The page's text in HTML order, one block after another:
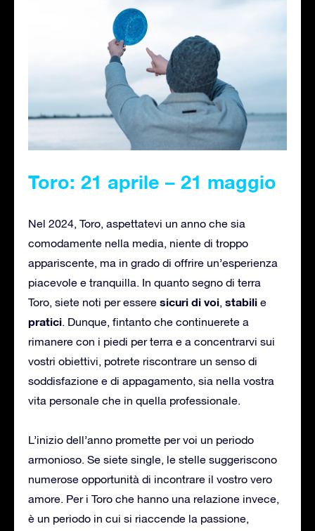
Toro: 21 aprile – 21 maggio
Nel 2024, Toro, aspettatevi un anno che sia
comodamente nella media, niente di troppo
appariscente, ma in grado di offrire un’esperienza
piacevole e tranquilla. In quanto segno di terra
Toro, siete noti per essere sicuri di voi, stabili e
pratici. Dunque, fintanto che continuerete a
rimanere con i piedi per terra e a concentrarvi sui
vostri obiettivi, potrete riscontrare un senso di
soddisfazione e di appagamento, sia nella vostra
vita personale che in quella professionale.
L’inizio dell’anno promette per voi un periodo
armonioso. Se siete single, le stelle suggeriscono
numerose opportunità di incontrare il vostro vero
amore. Per i Toro che hanno una relazione invece,
è un periodo in cui si riaccende la passione,